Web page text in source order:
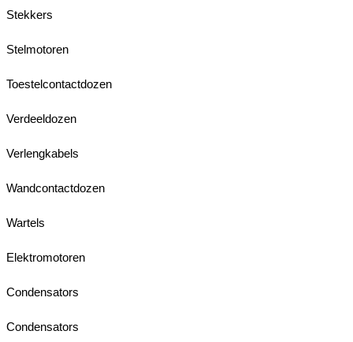
Stekkers
Stelmotoren
Toestelcontactdozen
Verdeeldozen
Verlengkabels
Wandcontactdozen
Wartels
Elektromotoren
Condensators
Condensators